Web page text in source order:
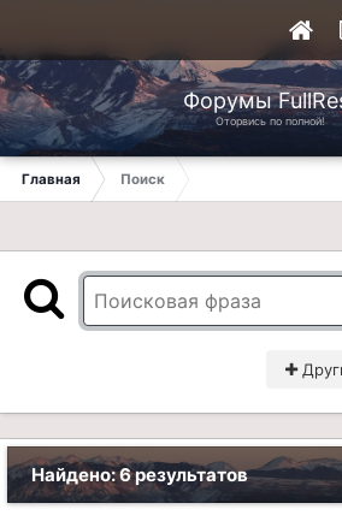
Форумы
Оторвись по полной!
Главная Поиск
Найдено: 6 результатов